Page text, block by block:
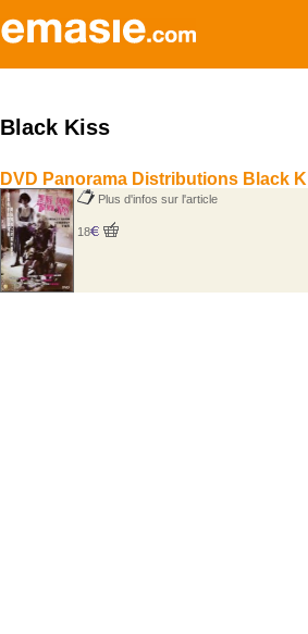
Black Kiss
DVD Panorama Distributions Black
Plus d'infos sur l'article
18